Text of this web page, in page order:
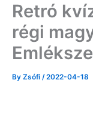
Retró
régi
By Zsófi /2022-04-18